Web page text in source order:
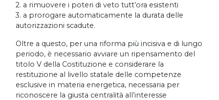
2. a rimuovere i poteri di veto tutt’ora esistenti
3. a prorogare automaticamente la durata delle
autorizzazioni scadute.
Oltre a questo, per una riforma più incisiva e di lungo
periodo, è necessario avviare un ripensamento del
titolo V della Costituzione e considerare la
restituzione al livello statale delle competenze
esclusive in materia energetica, necessaria per
riconoscere la giusta centralità all’interesse